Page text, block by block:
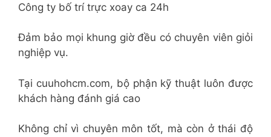
Công ty bố trí trực xoay ca 24h
Đảm bảo mọi khung giờ đều có chuyên viên giỏi
nghiệp vụ.
Tại cuuhohcm.com, bộ phận kỹ thuật luôn được
khách hàng đánh giá cao
Không chỉ vì chuyên môn tốt, mà còn ở thái độ